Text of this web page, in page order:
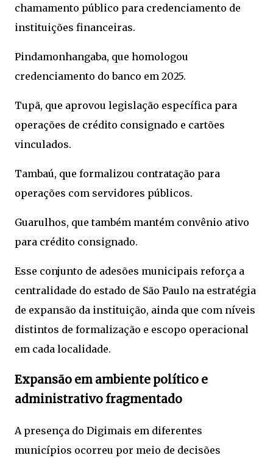
chamamento público para credenciamento de
instituições financeiras.
Pindamonhangaba, que homologou
credenciamento do banco em 2025.
Tupã, que aprovou legislação específica para
operações de crédito consignado e cartões
vinculados.
Tambaú, que formalizou contratação para
operações com servidores públicos.
Guarulhos, que também mantém convênio ativo
para crédito consignado.
Esse conjunto de adesões municipais reforça a
centralidade do estado de São Paulo na estratégia
de expansão da instituição, ainda que com níveis
distintos de formalização e escopo operacional
em cada localidade.
Expansão em ambiente político e
administrativo fragmentado
A presença do Digimais em diferentes
municípios ocorreu por meio de decisões